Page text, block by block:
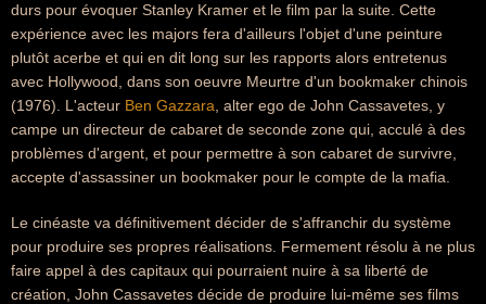
durs pour évoquer Stanley Kramer et le film par la suite. Cette
expérience avec les majors fera d'ailleurs l'objet d'une peinture
plutôt acerbe et qui en dit long sur les rapports alors entretenus
avec Hollywood, dans son oeuvre Meurtre d'un bookmaker chinois
(1976). L'acteur Ben Gazzara , alter ego de John Cassavetes, y
campe un directeur de cabaret de seconde zone qui, acculé à des
problèmes d'argent, et pour permettre à son cabaret de survivre,
accepte d'assassiner un bookmaker pour le compte de la mafia.
Le cinéaste va définitivement décider de s'affranchir du système
pour produire ses propres réalisations. Fermement résolu à ne plus
faire appel à des capitaux qui pourraient nuire à sa liberté de
création, John Cassavetes décide de produire lui-même ses films